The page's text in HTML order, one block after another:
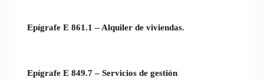
Epígrafe E 861.1 – Alquiler de viviendas.
Epígrafe E 849.7 – Servicios de gestión